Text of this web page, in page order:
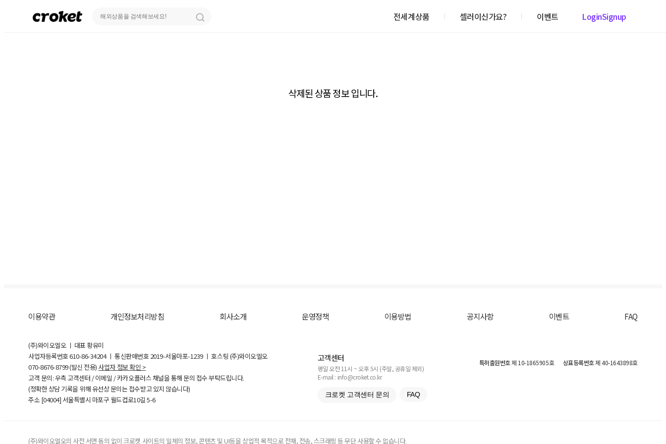
전세계상품 셀러이신가요? 이벤트 LoginSignup
삭제된 상품 정보 입니다.
이용약관 개인정보처리방침 회사소개 운영정책 이용방법 공지사항 이벤트 FAQ
(주)와이오엘오 ㅣ 대표 황유미
사업자등록번호610-86-34204ㅣ 통신판매번호 2019-서울마포-1239 ㅣ 호스팅 (주)와이오엘오
070-8676-8799 (발신 전용) 사업자 정보 확인 >
고객 문의: 우측 고객센터 / 이메일 / 카카오플러스 채널을 통해 문의 접수 부탁드립니다.
(정확한 상담 기록을 위해 유선상 문의는 접수받고 있지 않습니다)
주소 [04004] 서울특별시 마포구 월드컵로10길5-6
고객센터
평일 오전 11시 ~ 오후 5시 (주말, 공휴일 제외)
E-mail : info@croket.co.kr
크로켓 고객센터 문의 FAQ
특허출원번호제 10-1865905호 상표등록번호제 40-1643898호
(주)와이오엘오의 사전 서면 동의 없이 크로켓 사이트의 일체의 정보, 콘텐츠 및 UI등을 상업적 목적으로 전재, 전송, 스크래핑 등 무단 사용할 수 없습니다.